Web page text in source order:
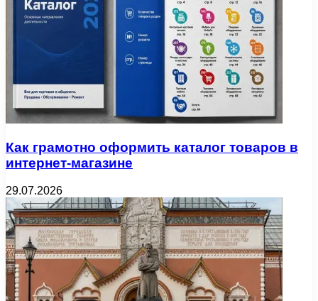
Как грамотно оформить каталог товаров в
интернет-магазине
29.07.2026